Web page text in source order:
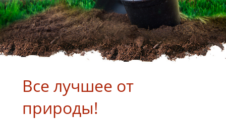
Все лучшее от
природы!